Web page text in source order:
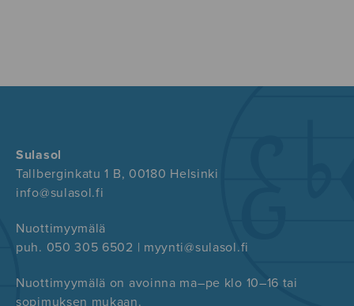
Sulasol
Tallberginkatu 1 B, 00180 Helsinki
info@sulasol.fi
Nuottimyymälä
puh. 050 305 6502 | myynti@sulasol.fi
Nuottimyymälä on avoinna ma–pe klo 10–16 tai
sopimuksen mukaan.